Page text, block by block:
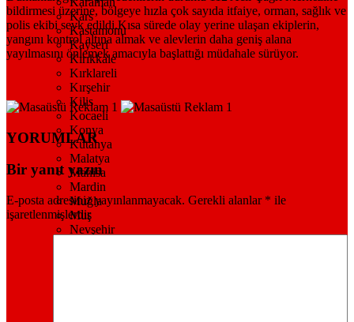
Kars
Kastamonu
Kayseri
Kırıkkale
Kırklareli
Kırşehir
Kilis
Kocaeli
Konya
Kütahya
Malatya
Manisa
Mardin
Muğla
Muş
Nevşehir
bildirmesi üzerine, bölgeye hızla çok sayıda itfaiye, orman, sağlık ve
polis ekibi sevk edildi.Kısa sürede olay yerine ulaşan ekiplerin,
yangını kontrol altına almak ve alevlerin daha geniş alana
yayılmasını önlemek amacıyla başlattığı müdahale sürüyor.
YORUMLAR
Bir yanıt yazın
E-posta adresiniz yayınlanmayacak. Gerekli alanlar * ile
işaretlenmişlerdir